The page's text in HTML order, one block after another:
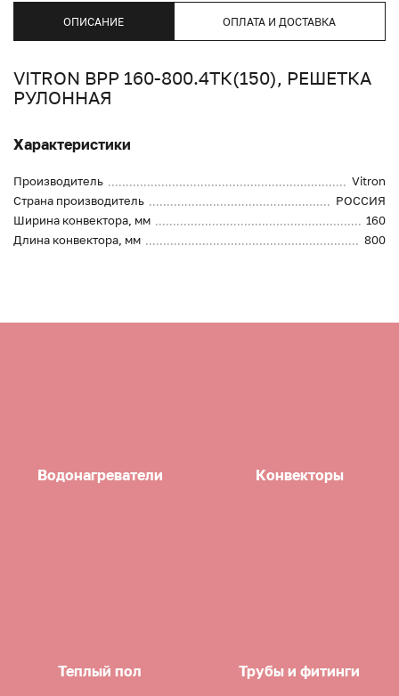
ОПИСАНИЕ ОПЛАТА И ДОСТАВКА
VITRON ВРР 160-800.4ТК(150), РЕШЕТКА
РУЛОННАЯ
Характеристики
Производитель
Vitron
Страна производитель
РОССИЯ
Ширина конвектора, мм
160
Длина конвектора, мм
800
Водонагреватели Конвекторы
Теплый пол Трубы и фитинги